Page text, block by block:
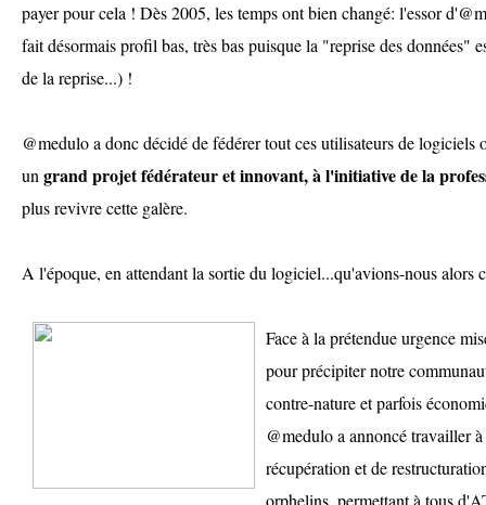
payer pour cela ! Dès 2005, les temps ont bien changé: l'essor
fait désormais profil bas, très bas puisque la "reprise des données"
de la reprise...) !
@medulo a donc décidé de fédérer tout ces utilisateurs de logiciels
un grand projet fédérateur et innovant, à l'initiative de la
plus revivre cette galère.
A l'époque, en attendant la sortie du logiciel...qu'avions-nous alors
Face à la prétendue urgence
pour précipiter notre
contre-nature et parfois
@medulo a annoncé travailler
récupération et de
orphelins, permettant à tous